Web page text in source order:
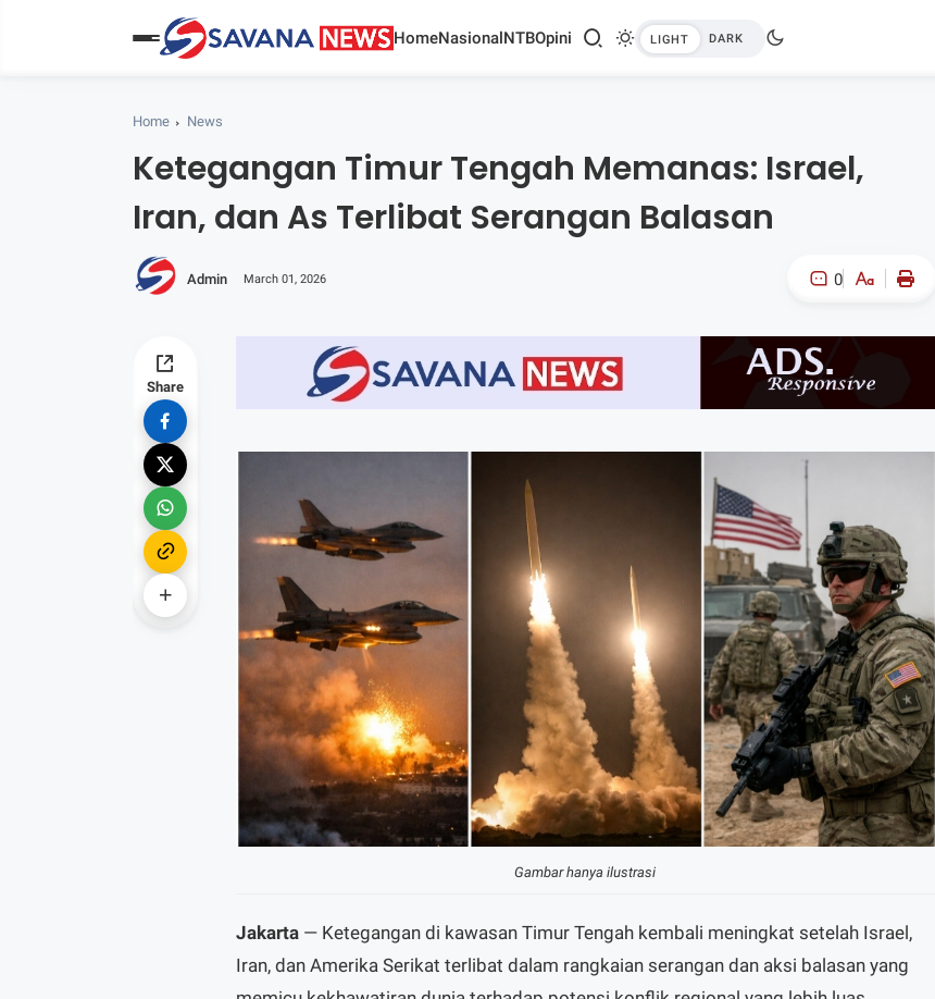
HomeNasionalNTBOpini
Home News
Ketegangan Timur Tengah Memanas: Israel,
Iran, dan As Terlibat Serangan Balasan
Admin March 01, 2026 0
A-
Share
Gambar hanya ilustrasi
Jakarta — Ketegangan di kawasan Timur Tengah kembali meningkat setelah Israel,
Iran, dan Amerika Serikat terlibat dalam rangkaian serangan dan aksi balasan yang